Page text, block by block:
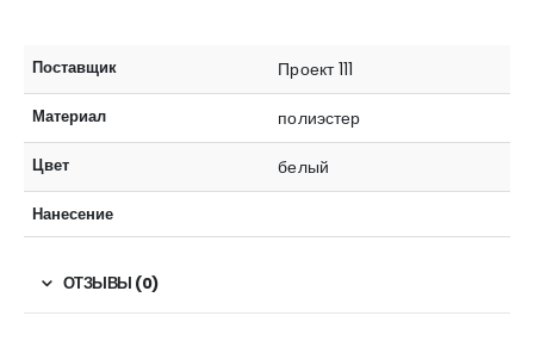
Поставщик Проект 111
Материал полиэстер
Цвет белый
Нанесение
ОТЗЫВЫ (0)